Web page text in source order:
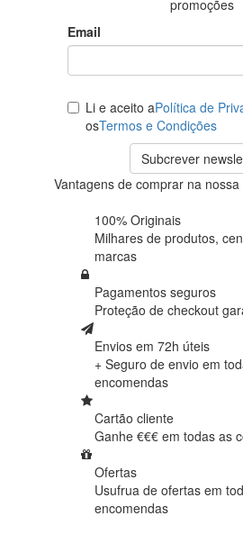
promoções
Email
Li e aceito aPolítica de
osTermos e Condições
Subcrever
Vantagens de comprar na nossa
100% Originais
Milhares de produtos,
marcas
Pagamentos seguros
Proteção de checkout
Envios em 72h úteis
+ Seguro de envio em
encomendas
Cartão cliente
Ganhe €€€ em todas as
Ofertas
Usufrua de ofertas em
encomendas